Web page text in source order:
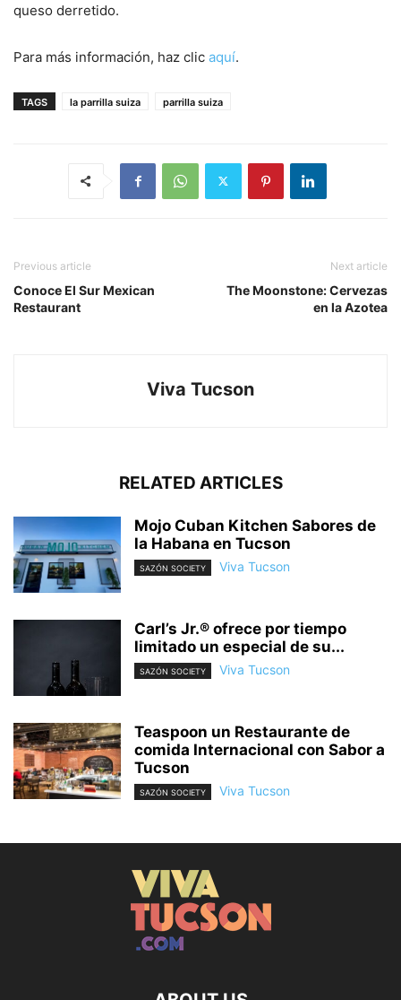
queso derretido.
Para más información, haz clic aquí.
TAGS la parrilla suiza parrilla suiza
Previous article
Conoce El Sur Mexican
Restaurant
Next article
The Moonstone: Cervezas
en la Azotea
Viva Tucson
RELATED ARTICLES
Mojo Cuban Kitchen Sabores de
la Habana en Tucson
SAZÓN SOCIETY Viva Tucson
Carl’s Jr.® ofrece por tiempo
limitado un especial de su...
SAZÓN SOCIETY Viva Tucson
Teaspoon un Restaurante de
comida Internacional con Sabor a
Tucson
SAZÓN SOCIETY Viva Tucson